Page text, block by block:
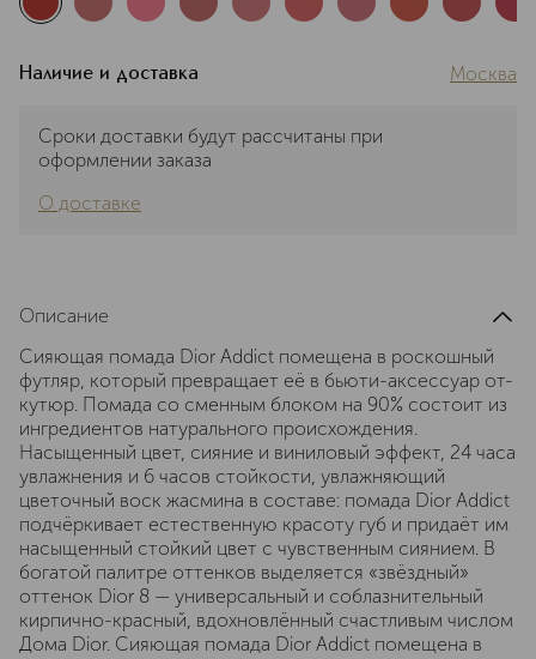
Наличие и доставка Москва
Сроки доставки будут рассчитаны при
оформлении заказа
О доставке
Описание
Сияющая помада Dior Addict помещена в роскошный
футляр, который превращает её в бьюти-аксессуар от-
кутюр. Помада со сменным блоком на 90% состоит из
ингредиентов натурального происхождения.
Насыщенный цвет, сияние и виниловый эффект, 24 часа
увлажнения и 6 часов стойкости, увлажняющий
цветочный воск жасмина в составе: помада Dior Addict
подчёркивает естественную красоту губ и придаёт им
насыщенный стойкий цвет с чувственным сиянием. В
богатой палитре оттенков выделяется «звёздный»
оттенок Dior 8 — универсальный и соблазнительный
кирпично-красный, вдохновлённый счастливым числом
Дома Dior. Сияющая помада Dior Addict помещена в